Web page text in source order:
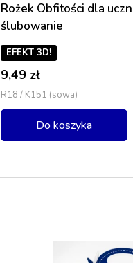
Rożek Obfitości dla
ślubowanie
EFEKT 3D!
9,49 zł
R18 / K151 (sowa)
Do koszyka